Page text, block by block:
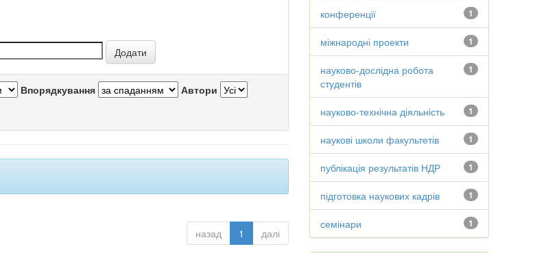
Впорядкування Автори
назад 1 далі
1
конференції
1
міжнародні проекти
1
науково-дослідна робота
студентів
1
науково-технічна діяльність
1
наукові школи факультетів
1
публікація результатів НДР
1
підготовка наукових кадрів
1
семінари